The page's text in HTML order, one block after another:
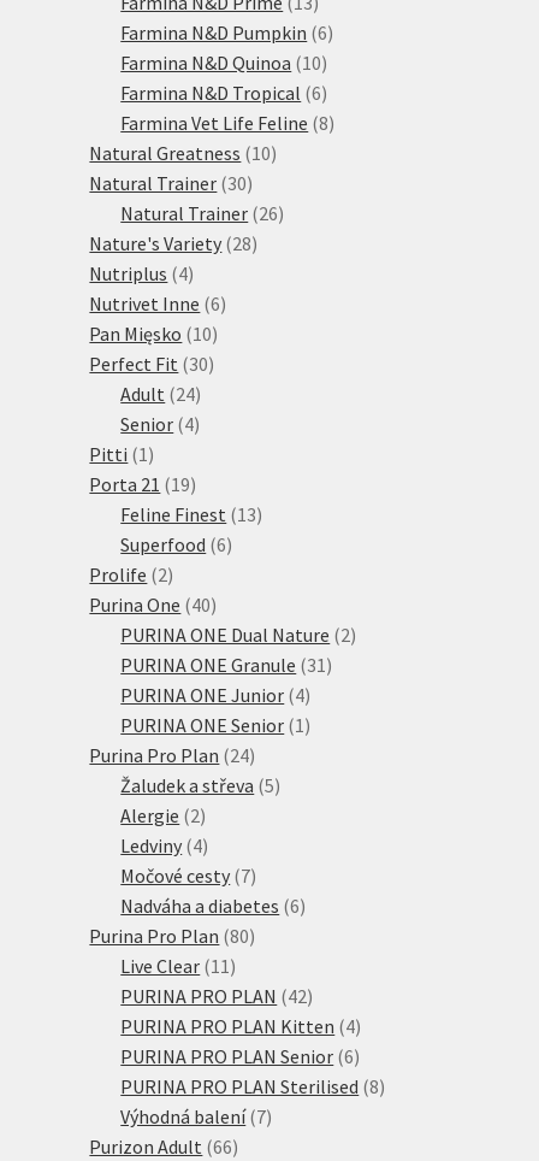
produktů
Farmina N&D Pumpkin 66
Farmina N&D Quinoa 1010
produktů
Farmina N&D Tropical 66
produktů
Farmina Vet Life Feline 88
Natural Greatness 1010
Natural Trainer 3030
produktů
Natural Trainer 2626
Nature's Variety 2828
Nutriplus 44
produkty
Nutrivet Inne 66
Pan Mięsko 1010
produktů
Perfect Fit 3030
Adult 2424
produktů
Senior 44
Pitti 1 1
produkt
Porta 21 1919
produktů
Feline Finest 1313
Superfood 66
Prolife 22
produkty
Purina One 4040
produktů
PURINA ONE Dual Nature 22
PURINA ONE Granule 31 31
PURINA ONE Junior 44
produkty
PURINA ONE Senior 1 1
Purina Pro Plan 2424
produktů
Žaludek a střeva 55
Alergie 22
produkty
Ledviny 44
produkty
Močové cesty 77
produktů
Nadváha a diabetes 66
Purina Pro Plan 8080
Live Clear 11 11
produktů
PURINA PRO PLAN 4242
produktů
PURINA PRO PLAN Kitten 44
produkty
PURINA PRO PLAN Senior 66
produktů
PURINA PRO PLAN Sterilised 88
Výhodná balení 77
Purizon Adult 6666